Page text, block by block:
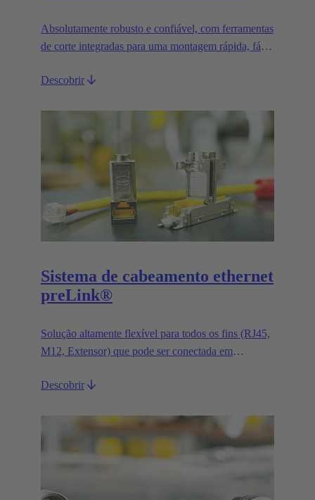
Absolutamente robusto e confiável, com ferramentas
de corte integradas para uma montagem rápida, fácil
Descobrir
Sistema de cabeamento ethernet
preLink®
Solução altamente flexível para todos os fins (RJ45,
M12, Extensor) que pode ser conectada em
Descobrir